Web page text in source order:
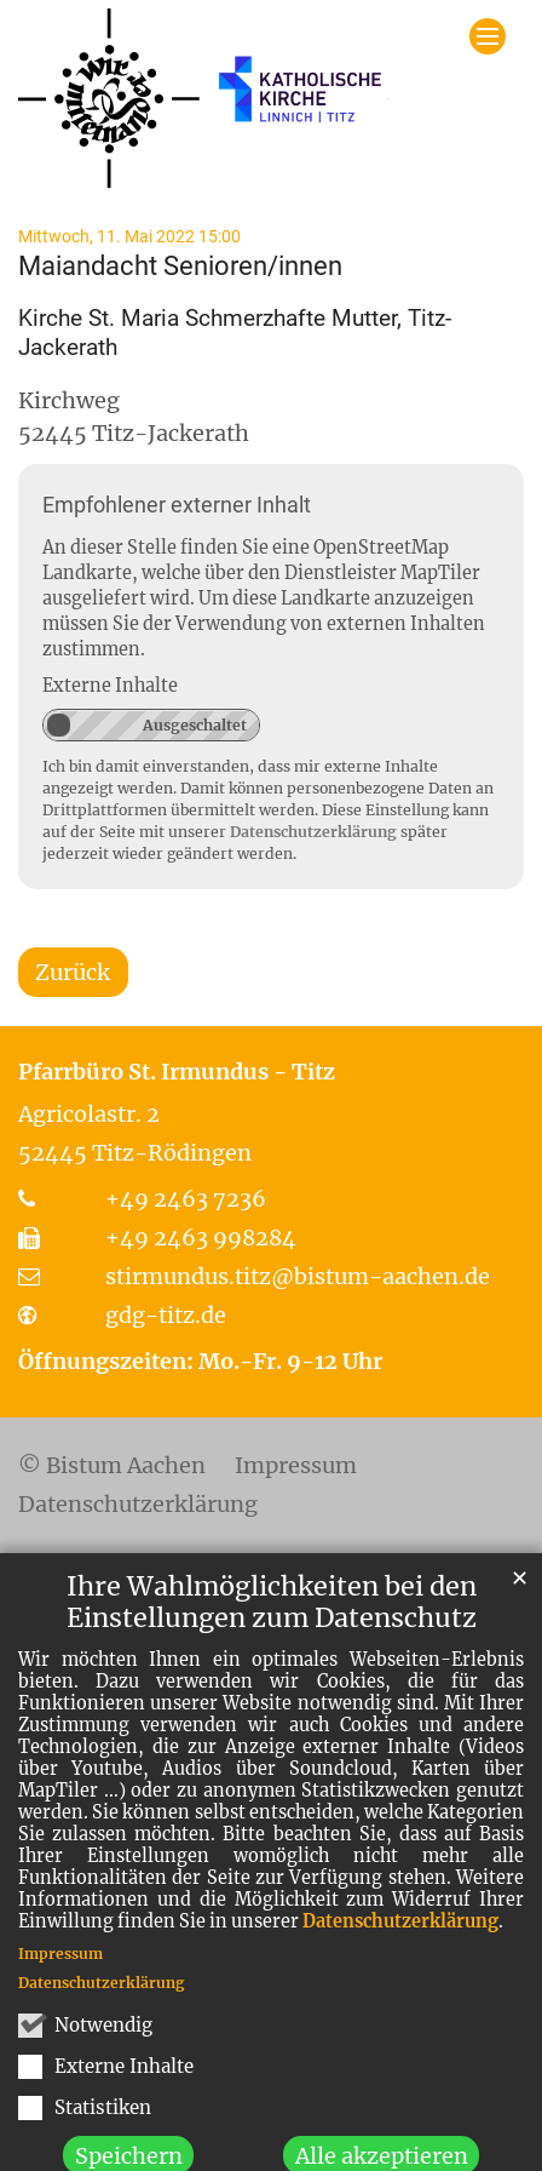
Ihre Wahlmöglichkeiten bei den
Einstellungen zum Datenschutz
Wir möchten Ihnen ein optimales Webseiten-Erlebnis
bieten. Dazu verwenden wir Cookies, die für das
Funktionieren unserer Website notwendig sind. Mit Ihrer
Zustimmung verwenden wir auch Cookies und andere
Technologien, die zur Anzeige externer Inhalte (Videos
über Youtube, Audios über Soundcloud, Karten über
MapTiler ...) oder zu anonymen Statistikzwecken genutzt
werden. Sie können selbst entscheiden, welche Kategorien
Sie zulassen möchten. Bitte beachten Sie, dass auf Basis
Ihrer Einstellungen womöglich nicht mehr alle
Funktionalitäten der Seite zur Verfügung stehen. Weitere
Informationen und die Möglichkeit zum Widerruf Ihrer
Einwillung finden Sie in unsererDatenschutzerklärung.
Notwendig
Externe Inhalte
Statistiken
Speichern Alle akzeptieren
✕
Impressum
Datenschutzerklärung
Zum Inhalt springen
Mittwoch, 11. Mai 2022 15:00
Maiandacht Senioren/innen
Kirche St. Maria Schmerzhafte Mutter, Titz-
Jackerath
Kirchweg
52445 Titz-Jackerath
Empfohlener externer Inhalt
An dieser Stelle finden Sie eine OpenStreetMap
Landkarte, welche über den Dienstleister MapTiler
ausgeliefert wird. Um diese Landkarte anzuzeigen
müssen Sie der Verwendung von externen Inhalten
zustimmen.
Externe Inhalte
Ich bin damit einverstanden, dass mir externe Inhalte
angezeigt werden. Damit können personenbezogene Daten an
Drittplattformen übermittelt werden. Diese Einstellung kann
auf der Seite mit unserer Datenschutzerklärung später
jederzeit wieder geändert werden.
Zurück
Pfarrbüro St. Irmundus - Titz
Agricolastr. 2
52445 Titz-Rödingen
+49 2463 7236
+49 2463 998284
stirmundus.titz@bistum-aachen.de
gdg-titz.de
Öffnungszeiten: Mo.-Fr. 9-12 Uhr
© Bistum Aachen
Impressum
Datenschutzerklärung